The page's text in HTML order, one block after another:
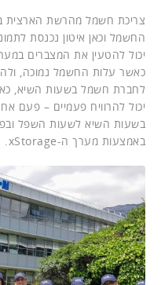
צריכת חשמל מהרשת הארצית
כאשר עלות החשמל נמוכה,
לחברת חשמל בשעות השיא,
יכול להרוויח פעמיים – פעם
בשעות השיא לשעות השפל
באמצעות מערך ה-xStorage.